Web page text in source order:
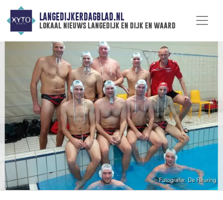
LANGEDIJKERDAGBLAD.NL
lokaal nieuws langedijk en dijk en waard